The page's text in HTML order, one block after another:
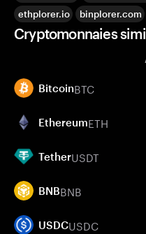
ethplorer.io
binplorer.com
Cryptomonnaies
BitcoinBTC
EthereumETH
TetherUSDT
BNBBNB
USDCUSDC